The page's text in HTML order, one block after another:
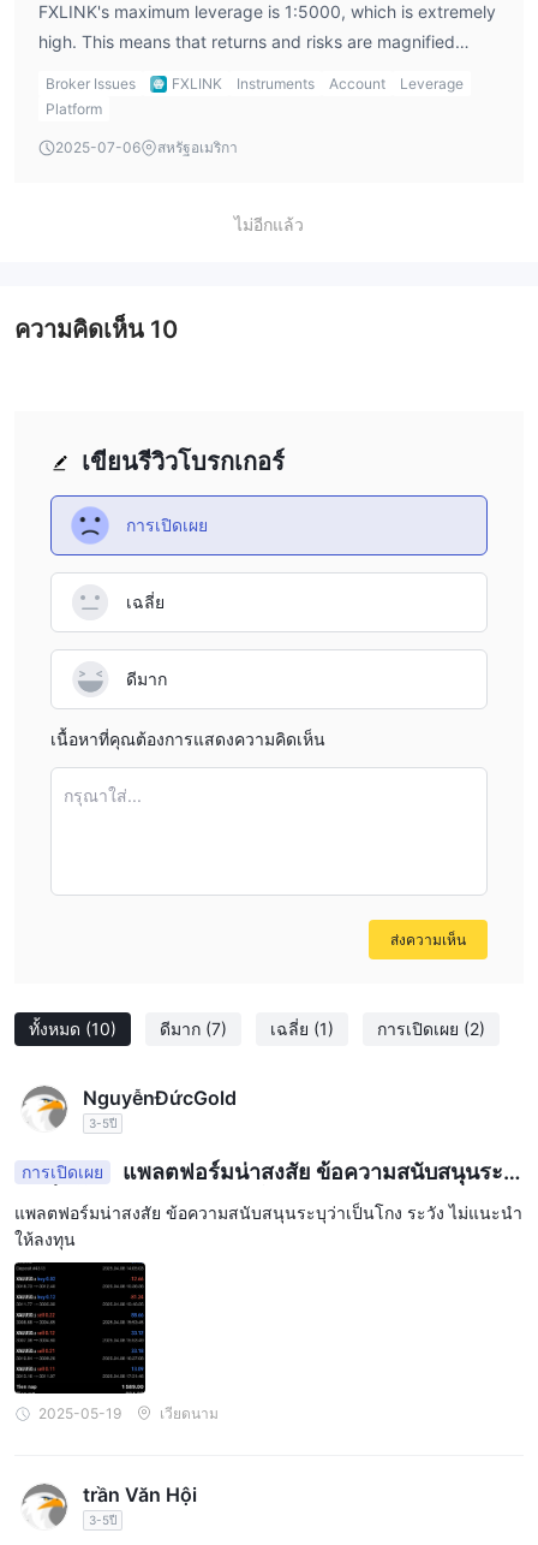
โลหะมีค่า มีการเสนอ เช่น ทองคำและเงิน ซึ่งเป็นทางเลือกที่ปลอดภัย
สำหรับนักลงทุนที่แสวงหาความเสี่ยงจากสินค้าที่มีค่าฟิวเจอร์ส
พลังงานช่วยให้ผู้ค้าสามารถมีส่วนร่วมในตลาดพลังงาน รวมถึง
น้ำมันดิบและก๊าซธรรมชาติ นอกจากนี้,
ช่วยให้ผู้ค้าสามารถเข้าถึงพื้นที่สินทรัพย์ดิจิทัลที่เติบโตอย่างรวดเร็ว
บัญชี ECN Infinity ต้องการเงินฝากขั้นต่ำ $2,000
การออกแบบมาสำหรับผู้ค้าที่มีประสบการณ์ซึ่งกำลังมองหาการดำเนิน
การซื้อขายที่หลากหลาย รวมถึงคู่สกุลเงิน 35 คู่ โลหะ 4 ชนิด และ
ดัชนี เดอะบัญชี ECN มีเงินฝากขั้นต่ำสูงกว่า $50และเสนอการ
ดำเนินการ ECN พร้อมสเปรดที่แข่งขันได้ อย่างไรก็ตาม รองรับ
ตราสารการซื้อขายที่จำกัดมากกว่าเมื่อเปรียบเทียบกับบัญชีอื่น ซึ่งรวม
บัญชีทุกประเภทมาพร้อมกับตัวเลือกในการใช้แพลตฟอร์มการซื้อขาย
MT4 หรือ MT5 และผู้ค้าสามารถเข้าถึงได้บัญชีทดลองเพื่อฝึกฝน
และทำความคุ้นเคยกับแพลตฟอร์มและตลาดก่อนที่จะทำการซื้อขาย
FXLINKเสนอตัวเลือกเลเวอเรจที่แตกต่างกันสำหรับบัญชีแต่ละประเภท
ที่อาจเกิดขึ้น แต่ยังเพิ่มความเสี่ยง ซึ่งต้องมีการจัดการความเสี่ยงอย่าง
สำหรับผู้ค้าที่ต้องการเงื่อนไขการซื้อขายมาตรฐาน สุดท้ายนี้บัญชี
แบบอนุรักษ์นิยมด้วยระดับเลเวอเรจที่ต่ำกว่า
ด้วยตัวเลือกเลเวอเรจที่หลากหลายนี้ FXLINK มีจุดมุ่งหมายเพื่อรองรับ
กัน เพื่อให้มั่นใจว่าจะได้รับประสบการณ์การซื้อขายที่ปรับแต่งได้และมี
ประสิทธิภาพ อย่างไรก็ตาม ผู้ค้าจำเป็นต้องเข้าใจความหมายของ
เลเวอเรจและใช้อย่างมีความรับผิดชอบเพื่อหลีกเลี่ยงการรับความเสี่ยง
ที่มากเกินไป
สเปรด & ค่าคอมมิชชั่น
FXLINKนำเสนอสเปรดและค่าคอมมิชชั่นที่แตกต่างกันตามประเภท
บัญชี ทำให้นักเทรดสามารถเลือกตัวเลือกที่เหมาะสมที่สุดสำหรับความ
ต้องการในการซื้อขายของพวกเขา เดอะ
คิดค่าคอมมิชชั่นใดๆทำให้น่าสนใจสำหรับผู้ค้าที่ต้องการหลีกเลี่ยง
FXLINK's maximum leverage is 1:5000, which is extremely
high. This means that returns and risks are magnified
5000 times, and traders need to be cautious when
trading. Suitable for experienced traders.
Broker Issues FXLINK Instruments Account
Leverage
Platform
2025-07-06 สหรัฐอเมริกา
ไม่อีกแล้ว
ทั้งหมด (10) ดีมาก (7) เฉลี่ย (1) การเปิดเผย (2)
NguyễnĐứcGold
3-5ปี
การเปิดเผย
แพลตฟอร์มน่าสงสัย ข้อความสนับสนุนระบุ
ว่าเป็นโกง ระวัง ไม่แนะนำให้ลงทุน
แพลตฟอร์มน่าสงสัย ข้อความสนับสนุนระบุว่าเป็นโกง ระวัง ไม่แนะนำ
ให้ลงทุน
2025-05-19 เวียดนาม
trần Văn Hội
3-5ปี
เขียนรีวิวโบรกเกอร์
การเปิดเผย
เฉลี่ย
ดีมาก
เนื้อหาที่คุณต้องการแสดงความคิดเห็น
กรุณาใส่...
ส่งความเห็น
ความคิดเห็น 10